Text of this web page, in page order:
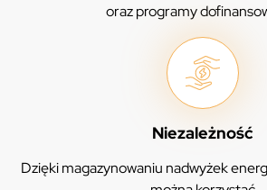
oraz programy
Niezależność
Dzięki magazynowaniu nadwyżek